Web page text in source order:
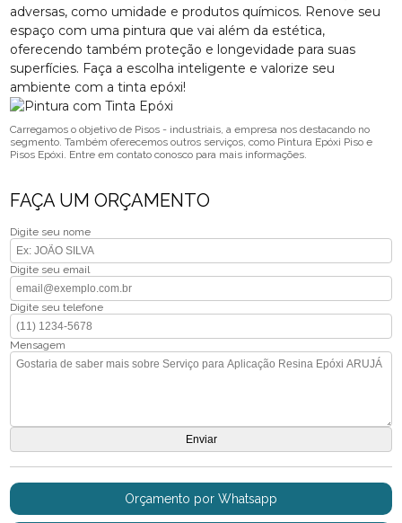
adversas, como umidade e produtos químicos. Renove seu
espaço com uma pintura que vai além da estética,
oferecendo também proteção e longevidade para suas
superfícies. Faça a escolha inteligente e valorize seu
ambiente com a tinta epóxi!
Carregamos o objetivo de Pisos - industriais, a empresa nos destacando no
segmento. Também oferecemos outros serviços, como Pintura Epóxi Piso e
Pisos Epóxi. Entre em contato conosco para mais informações.
FAÇA UM ORÇAMENTO
Digite seu nome
Digite seu email
Digite seu telefone
Mensagem
Orçamento por Whatsapp